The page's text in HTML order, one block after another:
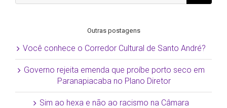
para:
Outras postagens
Você conhece o Corredor Cultural de Santo André?
Governo rejeita emenda que proíbe porto seco em
Paranapiacaba no Plano Diretor
Sim ao hexa e não ao racismo na Câmara